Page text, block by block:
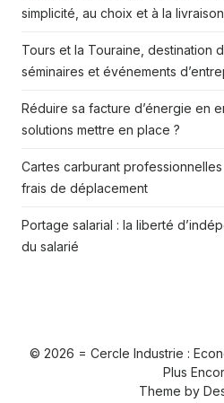
simplicité, au choix et à la
Tours et la Touraine, destination
séminaires et événements
Réduire sa facture d’énergie en
solutions mettre en place ?
Cartes carburant
frais de déplacement
Portage salarial : la liberté
du salarié
© 2026 = Cercle Industrie :
Plus
Theme by